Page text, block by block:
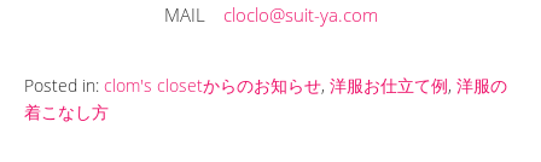
MAIL cloclo@suit-ya.com
Posted in: clom's closetからのお知らせ, 洋服お仕立て例, 洋服の
着こなし方